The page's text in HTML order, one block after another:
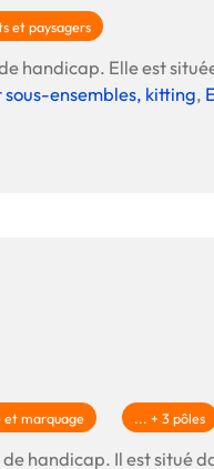
et paysagers
handicap. Elle est
ensembles, kitting,
et marquage ... + 3 pôles
handicap. Il est situé